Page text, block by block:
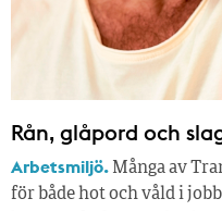
Rån, glåpord och
Arbetsmiljö. Många av
för både hot och våld i